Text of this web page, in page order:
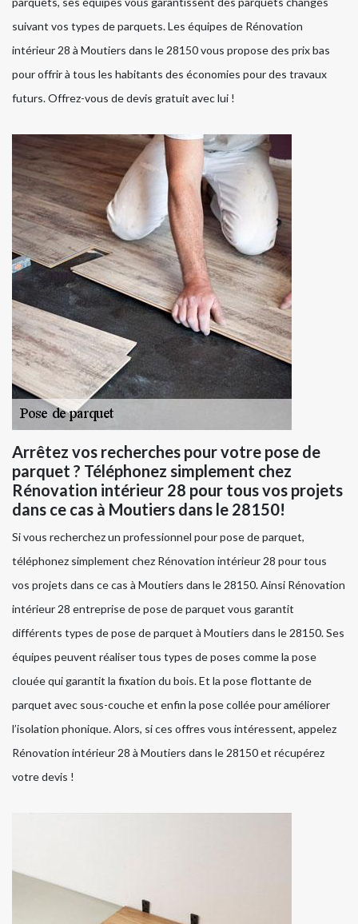
suivant vos types de parquets. Les équipes de Rénovation
intérieur 28 à Moutiers dans le 28150 vous propose des prix bas
pour offrir à tous les habitants des économies pour des travaux
futurs. Offrez-vous de devis gratuit avec lui !
Arrêtez vos recherches pour votre pose de
parquet ? Téléphonez simplement chez
Rénovation intérieur 28 pour tous vos projets
dans ce cas à Moutiers dans le 28150!
Si vous recherchez un professionnel pour pose de parquet,
téléphonez simplement chez Rénovation intérieur 28 pour tous
vos projets dans ce cas à Moutiers dans le 28150. Ainsi Rénovation
intérieur 28 entreprise de pose de parquet vous garantit
différents types de pose de parquet à Moutiers dans le 28150. Ses
équipes peuvent réaliser tous types de poses comme la pose
clouée qui garantit la fixation du bois. Et la pose flottante de
parquet avec sous-couche et enfin la pose collée pour améliorer
l’isolation phonique. Alors, si ces offres vous intéressent, appelez
Rénovation intérieur 28 à Moutiers dans le 28150 et récupérez
votre devis !